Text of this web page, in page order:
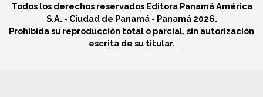
Todos los derechos reservados Editora Panamá América
S.A. - Ciudad de Panamá - Panamá 2026.
Prohibida su reproducción total o parcial, sin autorización
escrita de su titular.